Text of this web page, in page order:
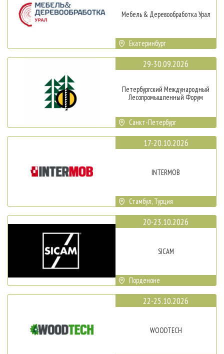
Мебель & Деревообработка Урал
Екатеринбург
29-30.09.2026
Петербургский Международный
Лесопромышленный Форум
Санкт-Петербург
17-20.10.2026
INTERMOB
Стамбул, Турция
20-23.10.2026
SICAM
Порденоне
22-25.10.2026
WOODTECH